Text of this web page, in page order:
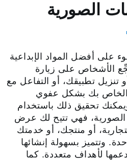
الصورية
على أفضل المواد الإبداعية
الأشخاص على زيارة
تنزيل تطبيقك، أو التفاعل مع
الخاص بك بشكل عفوي
تحقيق ذلك باستخدام
الصورية، فهي تتيح لك عرض
أو منتجك، أو خدمتك
وتتميز بسهولة إنشائها
لأهداف متعددة. كما